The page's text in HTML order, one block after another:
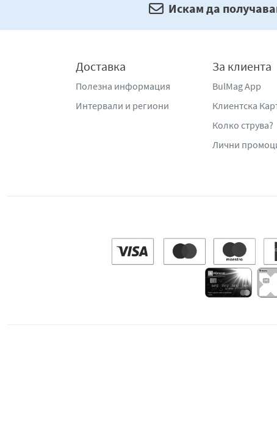
Искам да
Доставка
Полезна информация
Интервали и региони
За клиента
BulMag App
Клиентска
Колко струва?
Лични